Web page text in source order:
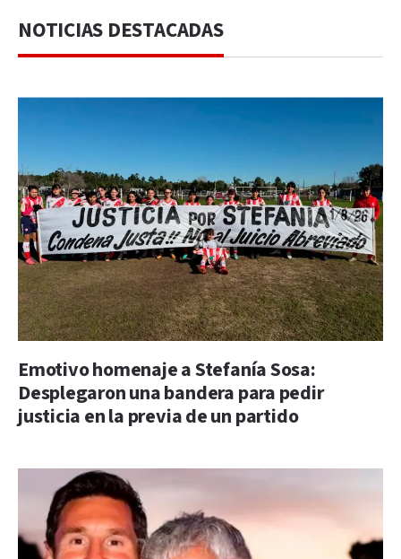
NOTICIAS DESTACADAS
Emotivo homenaje a Stefanía Sosa:
Desplegaron una bandera para pedir
justicia en la previa de un partido